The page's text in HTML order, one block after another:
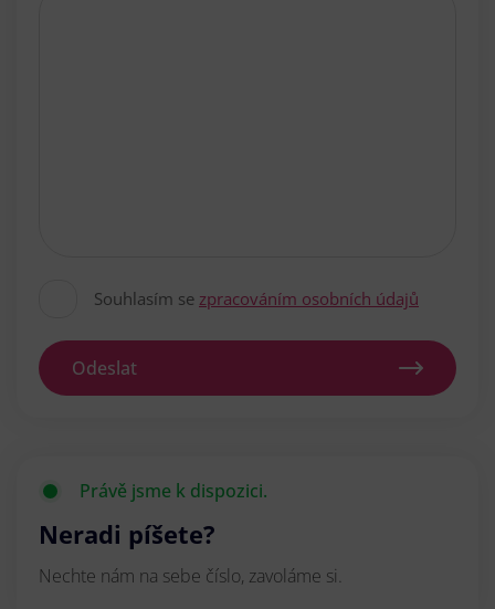
Souhlasím se zpracováním osobních údajů
Odeslat
Právě jsme k dispozici.
Neradi píšete?
Nechte nám na sebe číslo, zavoláme si.